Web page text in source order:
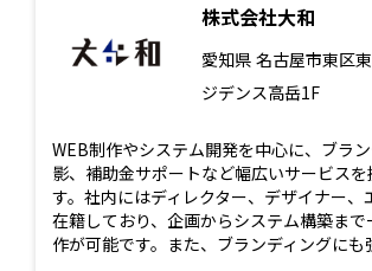
株式会社大和
愛知県 名古屋市東区
ジデンス高岳1F
WEB制作やシステム開発を中心に、ブラ
影、補助金サポートなど幅広いサービスを
す。社内にはディレクター、デザイナー、
在籍しており、企画からシステム構築まで
作が可能です。また、ブランディングにも